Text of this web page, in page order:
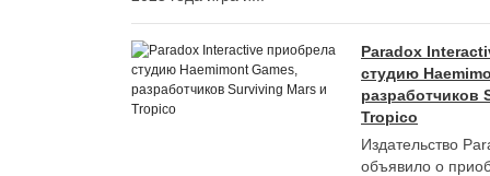
Paradox
студию
разработчиков
Tropico
Издательство
объявило о